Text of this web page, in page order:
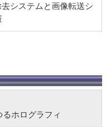
システムと画像転送シ
ホログラフィ